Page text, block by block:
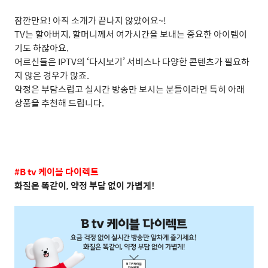
잠깐만요! 아직 소개가 끝나지 않았어요~!
TV는 할아버지,할머니께서 여가시간을 보내는 중요한 아이템이
기도 하잖아요.
어르신들은 IPTV의 ‘다시보기’서비스나 다양한 콘텐츠가 필요하
지 않은 경우가 많죠.
약정은 부담스럽고 실시간 방송만 보시는 분들이라면 특히 아래
상품을 추천해 드립니다.
#B tv케이블 다이렉트
화질은 똑같이,약정 부담 없이 가볍게!